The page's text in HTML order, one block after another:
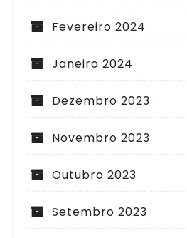
Fevereiro 2024
Janeiro 2024
Dezembro 2023
Novembro 2023
Outubro 2023
Setembro 2023